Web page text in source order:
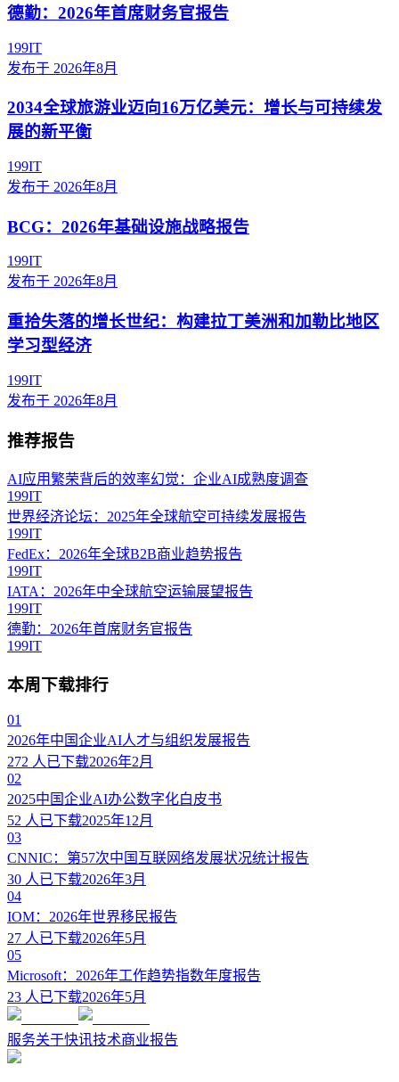
德勤：2026年首席财务官报告
199IT
发布于 2026年8月
2034全球旅游业迈向16万亿美元：增长与可持续发
展的新平衡
199IT
发布于 2026年8月
BCG：2026年基础设施战略报告
199IT
发布于 2026年8月
重拾失落的增长世纪：构建拉丁美洲和加勒比地区
学习型经济
199IT
发布于 2026年8月
推荐报告
AI应用繁荣背后的效率幻觉：企业AI成熟度调查
199IT
世界经济论坛：2025年全球航空可持续发展报告
199IT
FedEx：2026年全球B2B商业趋势报告
199IT
IATA：2026年中全球航空运输展望报告
199IT
德勤：2026年首席财务官报告
199IT
本周下载排行
01
2026年中国企业AI人才与组织发展报告
272 人已下载2026年2月
02
2025中国企业AI办公数字化白皮书
52 人已下载2025年12月
03
CNNIC：第57次中国互联网络发展状况统计报告
30 人已下载2026年3月
04
IOM：2026年世界移民报告
27 人已下载2026年5月
05
Microsoft：2026年工作趋势指数年度报告
23 人已下载2026年5月
服务关于快讯技术商业报告